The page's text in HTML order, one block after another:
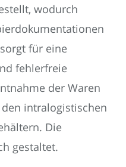
wodurch
für eine
fehlerfreie
der Waren
intralogistischen
Die
gestaltet.